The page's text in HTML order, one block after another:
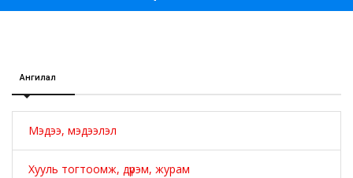
Ангилал
Мэдээ, мэдээлэл
Хууль тогтоомж, дүрэм, журам